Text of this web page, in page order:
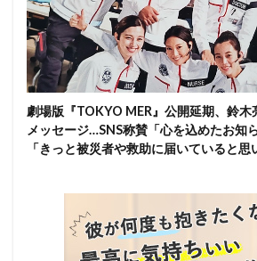
劇場版『TOKYO MER』公開延期、鈴木
メッセージ…SNS称賛「心を込めたお知
「きっと被災者や救助に届いていると思